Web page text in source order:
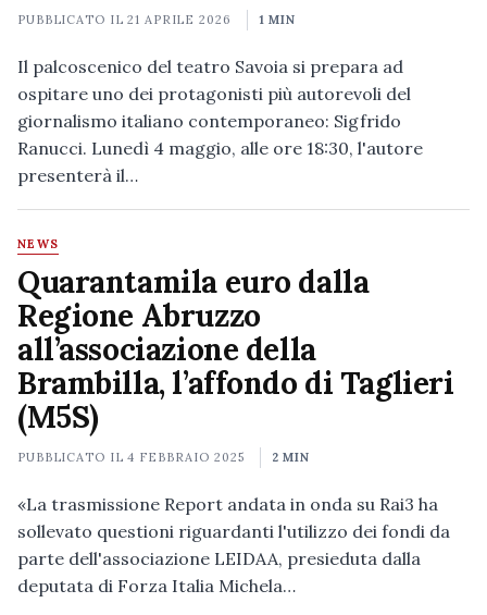
PUBBLICATO IL21 APRILE 2026 1 MIN
Il palcoscenico del teatro Savoia si prepara ad
ospitare uno dei protagonisti più autorevoli del
giornalismo italiano contemporaneo: Sigfrido
Ranucci. Lunedì 4 maggio, alle ore 18:30, l'autore
presenterà il…
NEWS
Quarantamila euro dalla
Regione Abruzzo
all’associazione della
Brambilla, l’affondo di Taglieri
(M5S)
PUBBLICATO IL4 FEBBRAIO 2025 2 MIN
«La trasmissione Report andata in onda su Rai3 ha
sollevato questioni riguardanti l'utilizzo dei fondi da
parte dell'associazione LEIDAA, presieduta dalla
deputata di Forza Italia Michela…